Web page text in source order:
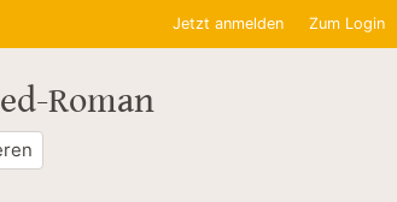
Jetzt anmelden Zum Login
Roman